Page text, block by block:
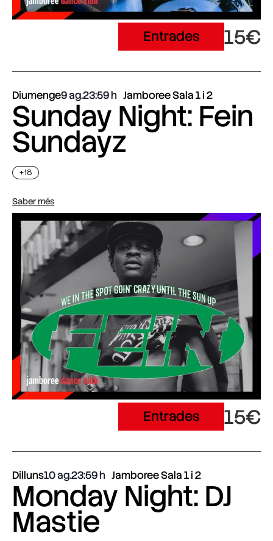
Entrades 15€
Diumenge9 ag.23:59 Jamboree Sala 1 i 2
Sunday Night: Fein
Sundayz
+18
Saber més
Entrades 15€
Dilluns10 ag.23:59 Jamboree Sala 1 i 2
Monday Night: DJ
Mastie